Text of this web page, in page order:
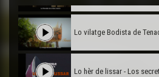
Lo vilatge Bodista de
Lo hèr de lissar - Los